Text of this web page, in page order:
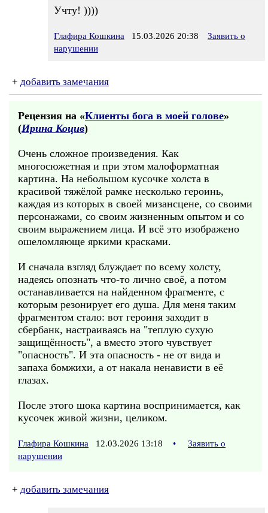
Учту! ))))
Глафира Кошкина 15.03.2026 20:38
Заявить о
нарушении
+ добавить замечания
Рецензия на «Клиенты бога в моей голове»
(Ирина Коцив)
Очень сложное произведения. Как
многосюжетная и при этом малоформатная
картина. На небольшом кусочке холста в
красивой тяжёлой рамке несколько героинь,
каждая из которых в своей мизансцене, со своими
персонажами, со своим жизненным опытом и со
своим выражением лица. И всё это изображено
ошеломляюще яркими красками.
И сначала взгляд блуждает по всему холсту,
надеясь опознать что-то лично своё, а потом
останавливается на найденном фрагменте, с
которым резонирует его душа. Для меня таким
фрагментом стало: вот героиня заходит в
сбербанк, настраиваясь на "теплую сухую
защищённость", а вместо этого чувствует
"опасность". И эта опасность - не от вида и
запаха бомжихи, а от накала ненависти в её
глазах.
После этого шока картина воспринимается, как
кусочек живой жизни, целиком.
Глафира Кошкина 12.03.2026 13:18 •
Заявить о
нарушении
+ добавить замечания